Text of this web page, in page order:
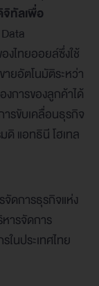
จิทัลเพื่อ
ไทยออยล์ซึ่งใช้
ยอัตโนมัติระหว่า
การของลูกค้าได้
ารขับเคลื่อนธุรกิจ
แอทธินี โฮเทล
ดการธุรกิจแห่ง
ารจัดการ
ในประเทศไทย